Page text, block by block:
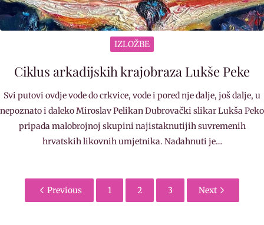
IZLOŽBE
Ciklus arkadijskih krajobraza Lukše Peke
Svi putovi ovdje vode do crkvice, vode i pored nje dalje, još dalje, u
nepoznato i daleko Miroslav Pelikan Dubrovački slikar Lukša Peko
pripada malobrojnoj skupini najistaknutijih suvremenih
hrvatskih likovnih umjetnika. Nadahnuti je…
Previous 1 2 3 Next